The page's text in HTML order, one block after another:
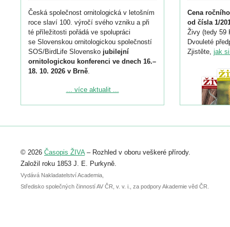
Česká společnost ornitologická v letošním
roce slaví 100. výročí svého vzniku a při
té příležitosti pořádá ve spolupráci
se Slovenskou ornitologickou společností
SOS/BirdLife Slovensko jubilejní
ornitologickou konferenci ve dnech 16.–
18. 10. 2026 v Brně.
Podrobnější informace ke konferenci
Registrovat se můžete do 6. září.
abstraktu přihlášené přednášky nebo
posteru je už 30. června.
... více aktualit ...
Cena
od čísla 1/
Živy (tedy 59
Dvouleté
Zjistěte, jak
© 2026 Časopis ŽIVA– Rozhled v oboru veškeré přírody.
Založil roku 1853 J. E. Purkyně.
Vydává Nakladatelství Academia,
Středisko společných činností AV ČR, v. v. i., za podpory Akademie věd ČR.